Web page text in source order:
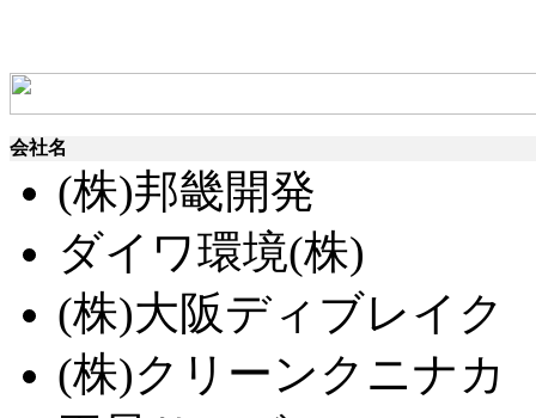
会社名
(株)邦畿開発
ダイワ環境(株)
(株)大阪ディブレイク
(株)クリーンクニナカ